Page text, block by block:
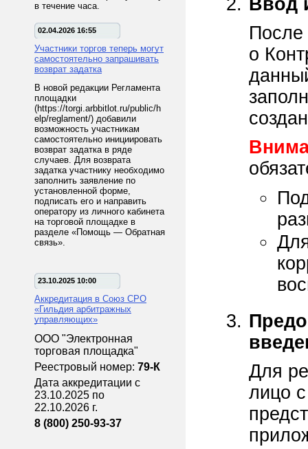
в течение часа.
02.04.2026 16:55
Участники торгов теперь могут
самостоятельно запрашивать
возврат задатка
В новой редакции Регламента
площадки
(https://torgi.arbbitlot.ru/public/h
elp/reglament/) добавили
возможность участникам
самостоятельно инициировать
возврат задатка в ряде
случаев. Для возврата
задатка участнику необходимо
заполнить заявление по
установленной форме,
подписать его и направить
оператору из личного кабинета
на торговой площадке в
разделе «Помощь — Обратная
связь».
23.10.2025 10:00
Аккредитация в Союз СРО
«Гильдия арбитражных
управляющих»
ООО "Электронная
торговая площадка"
Реестровый номер: 79-К
Дата аккредитации с
23.10.2025 по
22.10.2026 г.
8 (800) 250-93-37
Ввод
После
о
Для
лицо